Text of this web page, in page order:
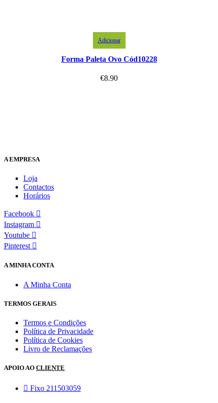
Adicionar
Forma Paleta Ovo Cód10228
€8.90
A EMPRESA
Loja
Contactos
Horários
Facebook
Instagram
Youtube
Pinterest
A MINHA CONTA
A Minha Conta
TERMOS GERAIS
Termos e Condições
Política de Privacidade
Política de Cookies
Livro de Reclamações
APOIO AO CLIENTE
Fixo 211503059